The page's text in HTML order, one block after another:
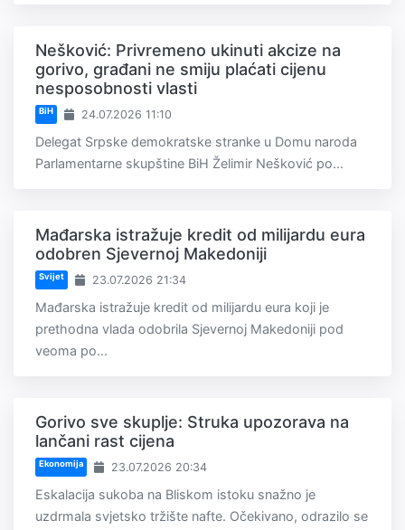
Nešković: Privremeno ukinuti akcize na
gorivo, građani ne smiju plaćati cijenu
nesposobnosti vlasti
BiH 24.07.2026 11:10
Delegat Srpske demokratske stranke u Domu naroda
Parlamentarne skupštine BiH Želimir Nešković po...
Mađarska istražuje kredit od milijardu eura
odobren Sjevernoj Makedoniji
Svijet 23.07.2026 21:34
Mađarska istražuje kredit od milijardu eura koji je
prethodna vlada odobrila Sjevernoj Makedoniji pod
veoma po...
Gorivo sve skuplje: Struka upozorava na
lančani rast cijena
Ekonomija 23.07.2026 20:34
Eskalacija sukoba na Bliskom istoku snažno je
uzdrmala svjetsko tržište nafte. Očekivano, odrazilo se